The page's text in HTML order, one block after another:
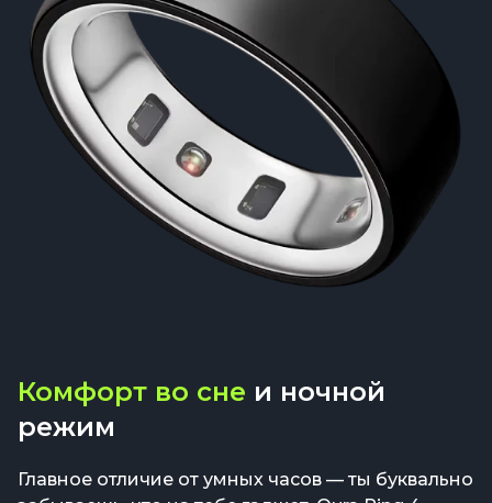
Комфорт во сне и ночной
режим
Главное отличие от умных часов — ты буквально